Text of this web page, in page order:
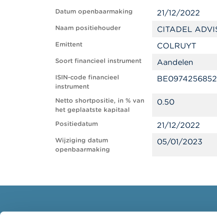
Datum openbaarmaking 21/12/2022
Naam positiehouder CITADEL
Emittent COLRUYT
Soort financieel instrument Aandelen
ISIN-code financieel
instrument
BE0974256852
Netto shortpositie, in % van
het geplaatste kapitaal
0.50
Positiedatum 21/12/2022
Wijziging datum
openbaarmaking
05/01/2023